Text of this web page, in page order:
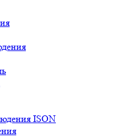
ISON